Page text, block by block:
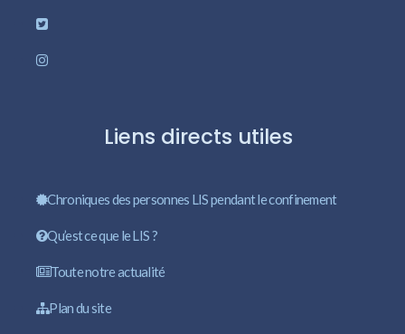
Liens directs utiles
Chroniques des personnes LIS pendant le confinement
Qu’est ce que le LIS ?
Toute notre actualité
Plan du site